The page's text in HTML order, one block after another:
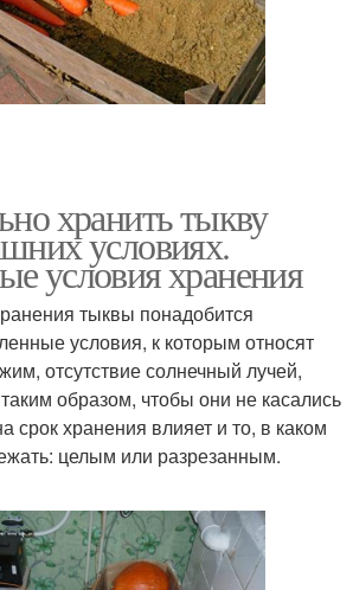
хранить тыкву
условиях.
условия хранения
тыквы понадобится
условия, к которым относят
отсутствие солнечный лучей,
образом, чтобы они не касались
срок хранения влияет и то, в каком
целым или разрезанным.